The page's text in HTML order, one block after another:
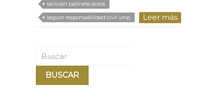
sancion patinete acera
seguro responsabilidad civil vmp
Leer más